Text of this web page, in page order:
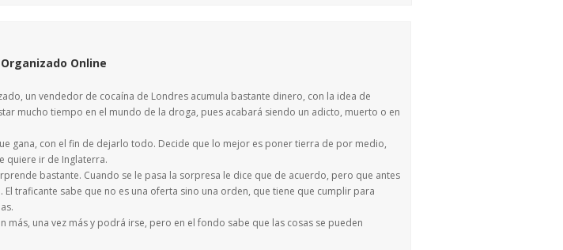
Online
un vendedor de cocaína de Londres acumula bastante dinero, con la idea de
mucho tiempo en el mundo de la droga, pues acabará siendo un adicto, muerto o en
gana, con el fin de dejarlo todo. Decide que lo mejor es poner tierra de por medio,
quiere ir de Inglaterra.
bastante. Cuando se le pasa la sorpresa le dice que de acuerdo, pero que antes
traficante sabe que no es una oferta sino una orden, que tiene que cumplir para
más, una vez más y podrá irse, pero en el fondo sabe que las cosas se pueden